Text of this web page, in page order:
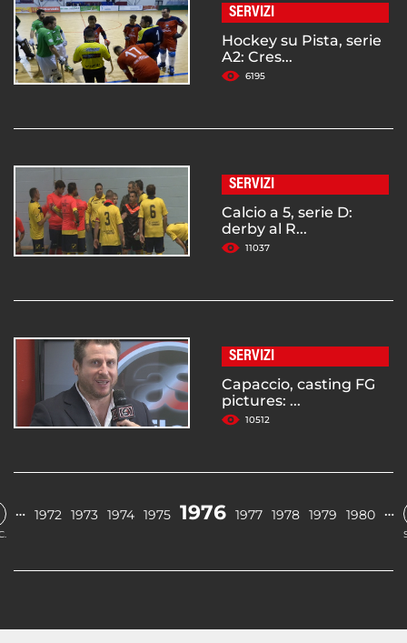
SERVIZI
Hockey su Pista, serie
A2: Cres...
6195
SERVIZI
Calcio a 5, serie D:
derby al R...
11037
SERVIZI
Capaccio, casting FG
pictures: ...
10512
… 1972 1973 1974 1975 1976 1977 1978 1979 1980 …